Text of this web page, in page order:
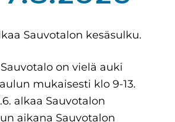
Sauvotalon kesäsulku.
Sauvotalo on vielä auki
mukaisesti klo 9-13.
alkaa Sauvotalon
aikana Sauvotalon